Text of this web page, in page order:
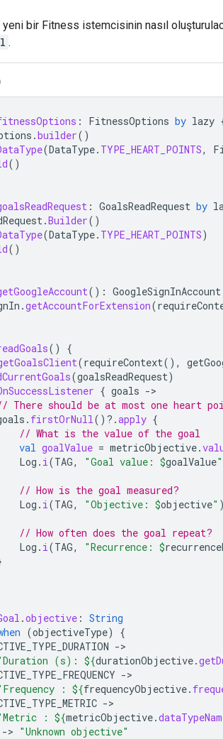
yeni bir Fitness istemcisinin nasıl
.
: FitnessOptions by lazy
.builder()
(DataType. TYPE_HEART_POINTS,
()
: GoalsReadRequest by
.Builder()
(DataType. TYPE_HEART_POINTS)
()
(): GoogleSignInAccount
.getAccountForExtension(
()
{
(requireContext(),
(goalsReadRequest)
{ goals -
There should be at most one heart
. firstOrNull() ?.apply {
// What is the value of the goal
val goalValue = metricObjective.
Log . i(TAG, "Goal value: $goalValue"
// How is the goal measured?
Log . i(TAG, "Objective: $objective" )
// How often does the goal repeat?
Log . i(TAG, "Recurrence: $
.objective : String
(objectiveType)
{
-
(s): ${durationObjective.
-
: ${frequencyObjective.
-
: ${metricObjective.
-> "Unknown objective"